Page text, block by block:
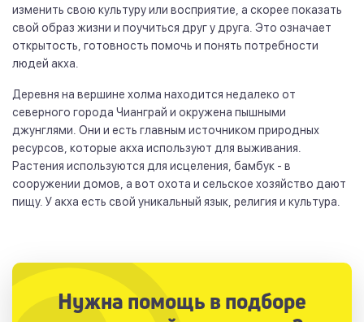
изменить свою культуру или восприятие, а скорее показать
свой образ жизни и поучиться друг у друга. Это означает
открытость, готовность помочь и понять потребности
людей акха.
Деревня на вершине холма находится недалеко от
северного города Чианграй и окружена пышными
джунглями. Они и есть главным источником природных
ресурсов, которые акха используют для выживания.
Растения используются для исцеления, бамбук - в
сооружении домов, а вот охота и сельское хозяйство дают
пищу. У акха есть свой уникальный язык, религия и культура.
Нужна помощь в подборе